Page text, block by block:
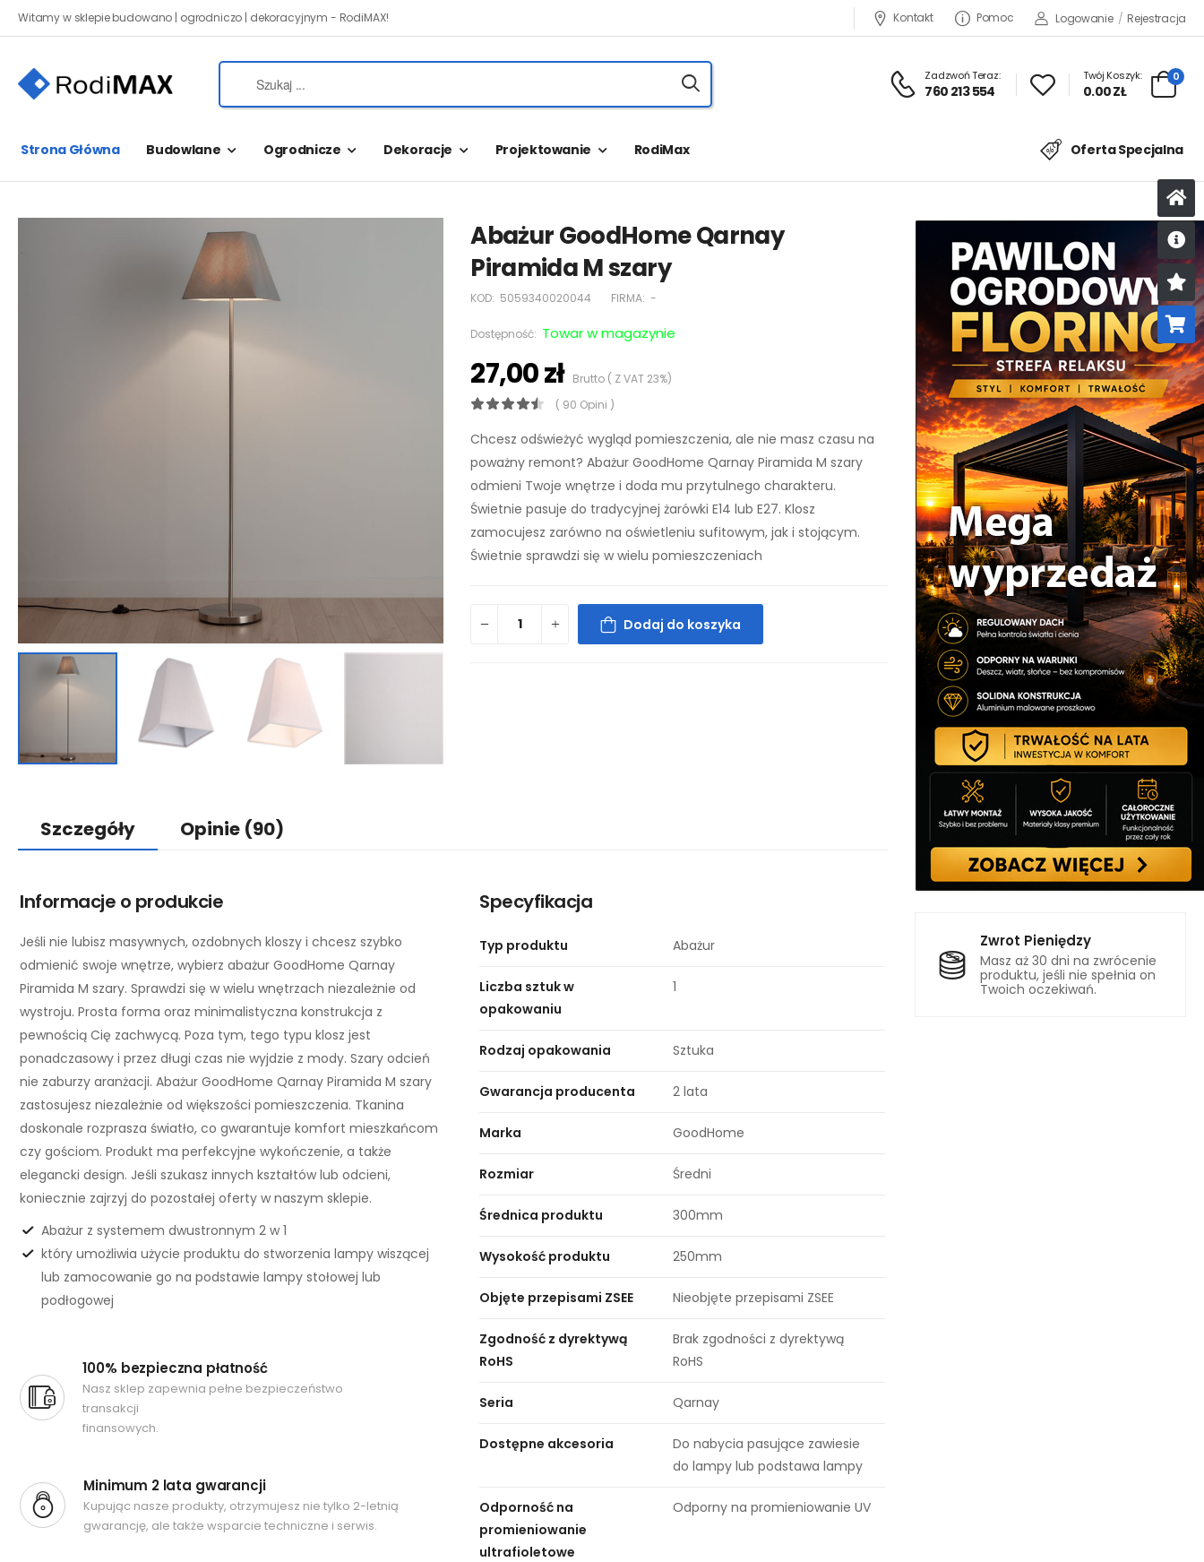
Witamy w sklepie budowano | ogrodniczo | dekoracyjnym - RodiMAX! Kontakt Pomoc Logowanie / Rejestracja
Zadzwoń Teraz:
760 213 554
Twój Koszyk:
0.00 ZŁ
0
Strona Główna Budowlane Ogrodnicze Dekoracje Projektowanie RodiMax Oferta Specjalna
Zwrot Pieniędzy
Masz aż 30 dni na zwrócenie
produktu, jeśli nie spełnia on
Twoich oczekiwań.
Abażur GoodHome Qarnay
Piramida M szary
KOD: 5059340020044 FIRMA: -
Dostępność: Towar w magazynie
27,00 złBrutto ( Z VAT 23%)
( 90 Opini )
Chcesz odświeżyć wygląd pomieszczenia, ale nie masz czasu na
poważny remont? Abażur GoodHome Qarnay Piramida M szary
odmieni Twoje wnętrze i doda mu przytulnego charakteru.
Świetnie pasuje do tradycyjnej żarówki E14 lub E27. Klosz
zamocujesz zarówno na oświetleniu sufitowym, jak i stojącym.
Świetnie sprawdzi się w wielu pomieszczeniach
Dodaj do koszyka
Szczegóły Opinie (90)
Informacje o produkcie
Jeśli nie lubisz masywnych, ozdobnych kloszy i chcesz szybko
odmienić swoje wnętrze, wybierz abażur GoodHome Qarnay
Piramida M szary. Sprawdzi się w wielu wnętrzach niezależnie od
wystroju. Prosta forma oraz minimalistyczna konstrukcja z
pewnością Cię zachwycą. Poza tym, tego typu klosz jest
ponadczasowy i przez długi czas nie wyjdzie z mody. Szary odcień
nie zaburzy aranżacji. Abażur GoodHome Qarnay Piramida M szary
zastosujesz niezależnie od większości pomieszczenia. Tkanina
doskonale rozprasza światło, co gwarantuje komfort mieszkańcom
czy gościom. Produkt ma perfekcyjne wykończenie, a także
elegancki design. Jeśli szukasz innych kształtów lub odcieni,
koniecznie zajrzyj do pozostałej oferty w naszym sklepie.
Abażur z systemem dwustronnym 2 w 1
który umożliwia użycie produktu do stworzenia lampy wiszącej
lub zamocowanie go na podstawie lampy stołowej lub
podłogowej
100% bezpieczna płatność
Nasz sklep zapewnia pełne bezpieczeństwo
transakcji
finansowych.
Minimum 2 lata gwarancji
Kupując nasze produkty, otrzymujesz nie tylko 2-letnią
gwarancję, ale także wsparcie techniczne i serwis.
Specyfikacja
Typ produktu Abażur
Liczba sztuk w
opakowaniu
1
Rodzaj opakowania Sztuka
Gwarancja producenta 2 lata
Marka GoodHome
Rozmiar Średni
Średnica produktu 300mm
Wysokość produktu 250mm
Objęte przepisami ZSEE Nieobjęte przepisami ZSEE
Zgodność z dyrektywą
RoHS
Brak zgodności z dyrektywą
RoHS
Seria Qarnay
Dostępne akcesoria
Do nabycia pasujące zawiesie
do lampy lub podstawa lampy
Odporność na
promieniowanie
ultrafioletowe
Odporny na promieniowanie UV